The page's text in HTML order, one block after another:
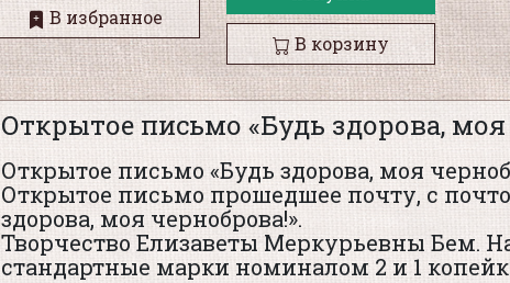
В избранное
В корзину
Открытое письмо «Будь здорова, моя
Открытое письмо «Будь здорова, моя
Открытое письмо прошедшее почту, с
здорова, моя черноброва!».
Творчество Елизаветы Меркурьевны Бем.
стандартные марки номиналом 2 и 1